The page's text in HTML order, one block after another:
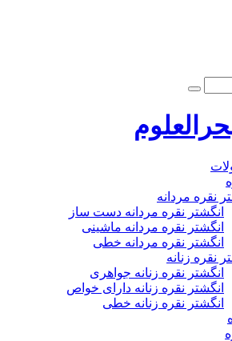
نقره مردانه
انگشتر نقره مردانه دست ساز
انگشتر نقره مردانه ماشینی
انگشتر نقره مردانه خطی
نقره زنانه
انگشتر نقره زنانه جواهری
انگشتر نقره زنانه دارای خواص
انگشتر نقره زنانه خطی